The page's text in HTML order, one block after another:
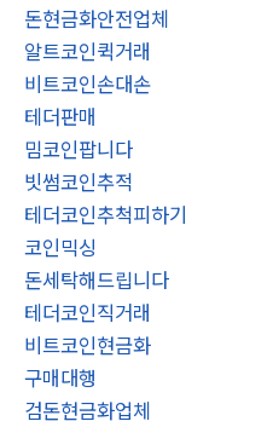
돈현금화안전업체
알트코인퀵거래
비트코인손대손
테더판매
밈코인팝니다
빗썸코인추적
테더코인추척피하기
코인믹싱
돈세탁해드립니다
테더코인직거래
비트코인현금화
구매대행
검돈현금화업체